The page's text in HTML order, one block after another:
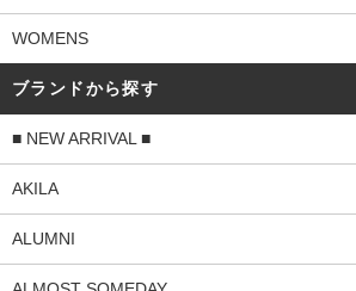
WOMENS
ブランドから探す
■ NEW ARRIVAL ■
AKILA
ALUMNI